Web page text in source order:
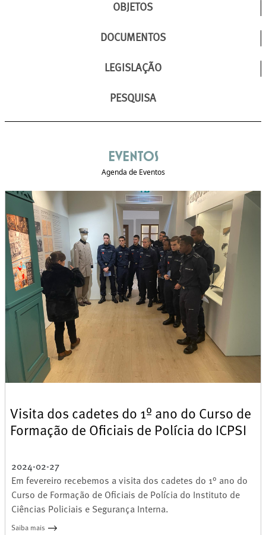
OBJETOS
DOCUMENTOS
LEGISLAÇÃO
PESQUISA
Eventos
Agenda de Eventos
Visita dos cadetes do 1º ano do Curso de
Formação de Oficiais de Polícia do ICPSI
2024-02-27
Em fevereiro recebemos a visita dos cadetes do 1° ano do
Curso de Formação de Oficiais de Polícia do Instituto de
Ciências Policiais e Segurança Interna.
Saiba mais